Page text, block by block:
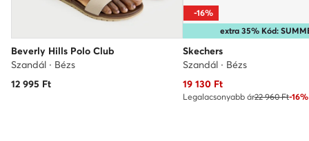
Beverly Hills Polo Club
Szandál · Bézs
12 995 Ft
extra 35% Kód:
-16%
Skechers
Szandál · Bézs
Aktuális ár
19 130Ft
Legalacsonyabb ár22 960 Ft-16%